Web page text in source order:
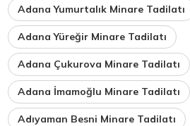
Adana Yumurtalık Minare Tadilatı
Adana Yüreğir Minare Tadilatı
Adana Çukurova Minare Tadilatı
Adana İmamoğlu Minare Tadilatı
Adıyaman Besni Minare Tadilatı